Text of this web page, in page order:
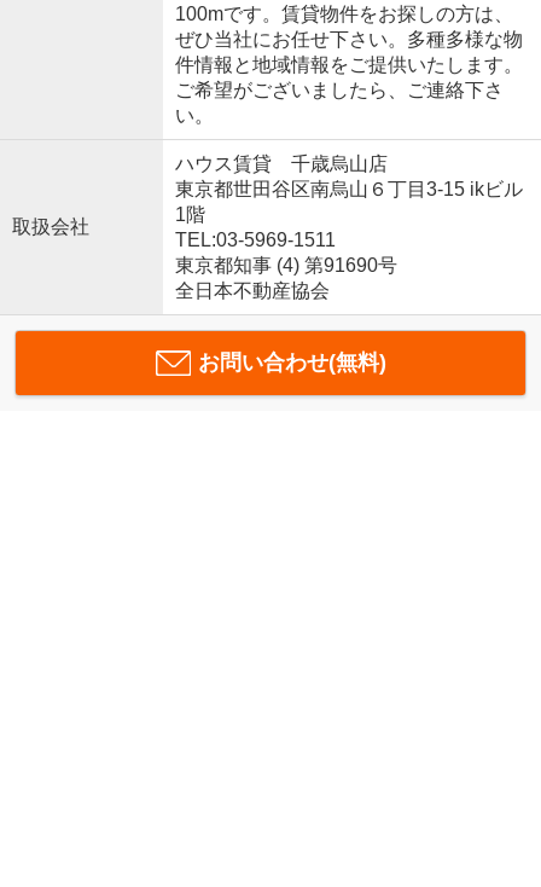
100mです。賃貸物件をお探しの方は、
ぜひ当社にお任せ下さい。多種多様な物
件情報と地域情報をご提供いたします。
ご希望がございましたら、ご連絡下さ
い。
取扱会社
ハウス賃貸 千歳烏山店
東京都世田谷区南烏山６丁目3-15 ikビル
1階
TEL:03-5969-1511
東京都知事 (4) 第91690号
全日本不動産協会
お問い合わせ(無料)